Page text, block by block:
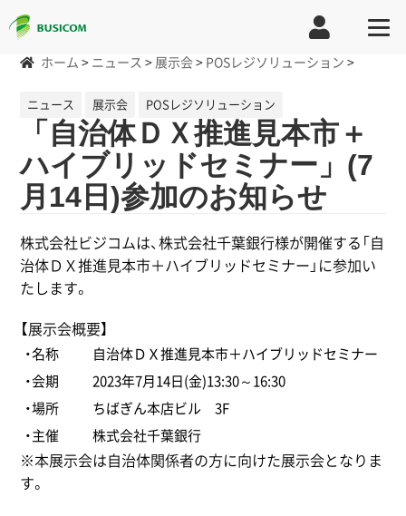
ホーム > ニュース > 展示会 > POSレジソリューション >
ニュース 展示会 POSレジソリューション
「自治体ＤＸ推進見本市＋
ハイブリッドセミナー」(7
月14日)参加のお知らせ
株式会社ビジコムは、株式会社千葉銀行様が開催する「自
治体ＤＸ推進見本市＋ハイブリッドセミナー」に参加い
たします。
【展示会概要】
・名称
自治体ＤＸ推進見本市＋ハイブリッドセミナー
・会期
2023年7月14日(金)13:30～16:30
・場所
ちばぎん本店ビル 3F
・主催
株式会社千葉銀行
※本展示会は自治体関係者の方に向けた展示会となりま
す。